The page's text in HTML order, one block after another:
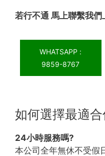
若行不通 馬上聯繫我們
WHATSAPP :
9859-8767
如何選擇最適
24小時服務嗎?
本公司全年無休不受假